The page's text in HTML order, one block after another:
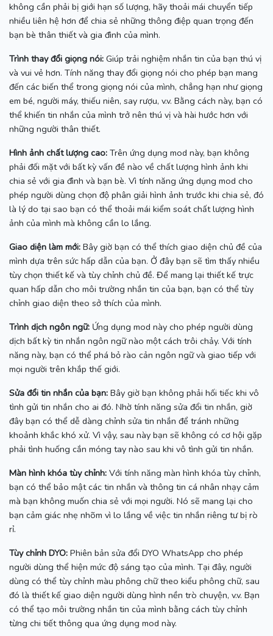
không cần phải bị giới hạn số lượng, hãy thoải mái chuyển tiếp
nhiều liên hệ hơn để chia sẻ những thông điệp quan trọng đến
bạn bè thân thiết và gia đình của mình.
Trình thay đổi giọng nói: Giúp trải nghiệm nhắn tin của bạn thú vị
và vui vẻ hơn. Tính năng thay đổi giọng nói cho phép bạn mang
đến các biến thể trong giọng nói của mình, chẳng hạn như giọng
em bé, người máy, thiếu niên, say rượu, v.v. Bằng cách này, bạn có
thể khiến tin nhắn của mình trở nên thú vị và hài hước hơn với
những người thân thiết.
Hình ảnh chất lượng cao: Trên ứng dụng mod này, bạn không
phải đối mặt với bất kỳ vấn đề nào về chất lượng hình ảnh khi
chia sẻ với gia đình và bạn bè. Vì tính năng ứng dụng mod cho
phép người dùng chọn độ phân giải hình ảnh trước khi chia sẻ, đó
là lý do tại sao bạn có thể thoải mái kiểm soát chất lượng hình
ảnh của mình mà không cần lo lắng.
Giao diện làm mới: Bây giờ bạn có thể thích giao diện chủ đề của
mình dựa trên sức hấp dẫn của bạn. Ở đây bạn sẽ tìm thấy nhiều
tùy chọn thiết kế và tùy chỉnh chủ đề. Để mang lại thiết kế trực
quan hấp dẫn cho môi trường nhắn tin của bạn, bạn có thể tùy
chỉnh giao diện theo sở thích của mình.
Trình dịch ngôn ngữ: Ứng dụng mod này cho phép người dùng
dịch bất kỳ tin nhắn ngôn ngữ nào một cách trôi chảy. Với tính
năng này, bạn có thể phá bỏ rào cản ngôn ngữ và giao tiếp với
mọi người trên khắp thế giới.
Sửa đổi tin nhắn của bạn: Bây giờ bạn không phải hối tiếc khi vô
tình gửi tin nhắn cho ai đó. Nhờ tính năng sửa đổi tin nhắn, giờ
đây bạn có thể dễ dàng chỉnh sửa tin nhắn để tránh những
khoảnh khắc khó xử. Vì vậy, sau này bạn sẽ không có cơ hội gặp
phải tình huống cắn móng tay nào sau khi vô tình gửi tin nhắn.
Màn hình khóa tùy chỉnh: Với tính năng màn hình khóa tùy chỉnh,
bạn có thể bảo mật các tin nhắn và thông tin cá nhân nhạy cảm
mà bạn không muốn chia sẻ với mọi người. Nó sẽ mang lại cho
bạn cảm giác nhẹ nhõm vì lo lắng về việc tin nhắn riêng tư bị rò
rỉ.
Tùy chỉnh DYO: Phiên bản sửa đổi DYO WhatsApp cho phép
người dùng thể hiện mức độ sáng tạo của mình. Tại đây, người
dùng có thể tùy chỉnh màu phông chữ theo kiểu phông chữ, sau
đó là thiết kế giao diện người dùng hình nền trò chuyện, v.v. Bạn
có thể tạo môi trường nhắn tin của mình bằng cách tùy chỉnh
từng chi tiết thông qua ứng dụng mod này.